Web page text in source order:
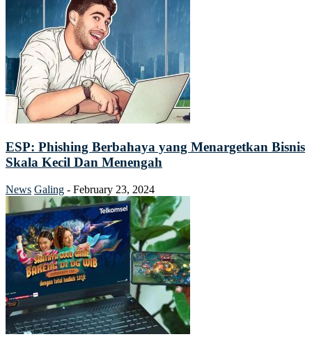
ESP: Phishing Berbahaya yang Menargetkan Bisnis
Skala Kecil Dan Menengah
News Galing - February 23, 2024